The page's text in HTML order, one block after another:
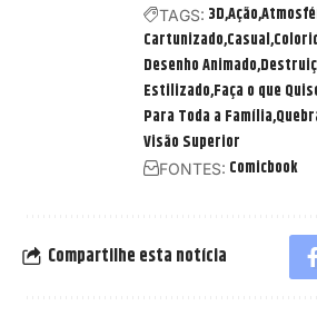
TAGS: 3DAção
Cartunizado Casual
Desenho Animado
Estilizado Faça o que
Para Toda a Família
Visão Superior
FONTES: Comicbook
Compartilhe esta notícia